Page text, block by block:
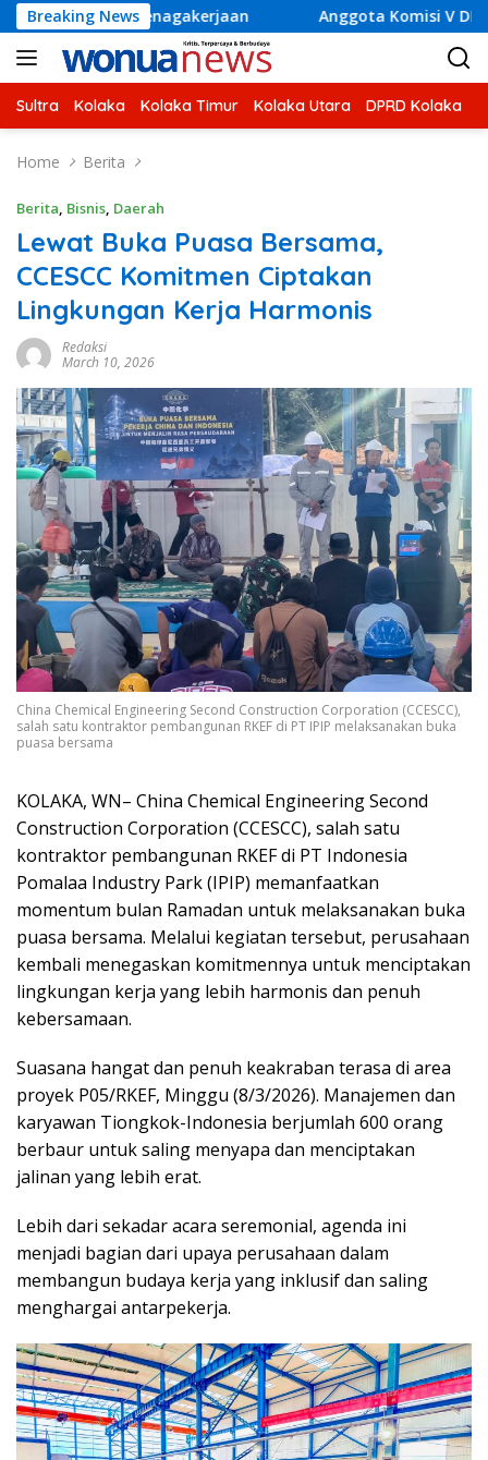
Skip
to
content
Breaking News Anggota Komisi V DPR RI H Ahmad
Sultra Kolaka Kolaka Timur Kolaka Utara DPRD Kolaka
Home Berita
Berita, Bisnis, Daerah
Lewat Buka Puasa Bersama,
CCESCC Komitmen Ciptakan
Lingkungan Kerja Harmonis
Redaksi
March 10, 2026
China Chemical Engineering Second Construction Corporation (CCESCC),
salah satu kontraktor pembangunan RKEF di PT IPIP melaksanakan buka
puasa bersama
KOLAKA, WN– China Chemical Engineering Second
Construction Corporation (CCESCC), salah satu
kontraktor pembangunan RKEF di PT Indonesia
Pomalaa Industry Park (IPIP) memanfaatkan
momentum bulan Ramadan untuk melaksanakan buka
puasa bersama. Melalui kegiatan tersebut, perusahaan
kembali menegaskan komitmennya untuk menciptakan
lingkungan kerja yang lebih harmonis dan penuh
kebersamaan.
Suasana hangat dan penuh keakraban terasa di area
proyek P05/RKEF, Minggu (8/3/2026). Manajemen dan
karyawan Tiongkok-Indonesia berjumlah 600 orang
berbaur untuk saling menyapa dan menciptakan
jalinan yang lebih erat.
Lebih dari sekadar acara seremonial, agenda ini
menjadi bagian dari upaya perusahaan dalam
membangun budaya kerja yang inklusif dan saling
menghargai antarpekerja.